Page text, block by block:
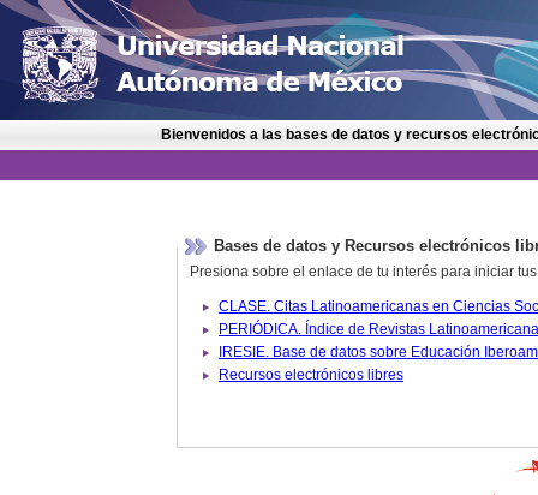
Bienvenidos a las bases de datos y recursos
Bases de datos y Recursos electrónicos
Presiona sobre el enlace de tu interés para iniciar
IRESIE. Base de datos
Recursos electrónicos libres